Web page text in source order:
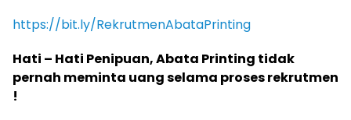
https://bit.ly/RekrutmenAbataPrinting
Hati – Hati Penipuan, Abata Printing tidak
pernah meminta uang selama proses rekrutmen
!